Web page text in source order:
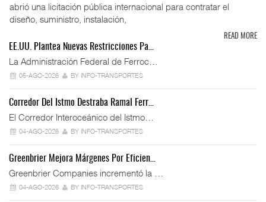
abrió una licitación pública internacional para contratar el
diseño, suministro, instalación,
READ MORE
EE.UU. Plantea Nuevas Restricciones Pa…
La Administración Federal de Ferroc…
05-AGO-2026 BY INFO-TRANSPORTES
Corredor Del Istmo Destraba Ramal Ferr…
El Corredor Interoceánico del Istmo…
04-AGO-2026 BY INFO-TRANSPORTES
Greenbrier Mejora Márgenes Por Eficien…
Greenbrier Companies incrementó la …
04-AGO-2026 BY INFO-TRANSPORTES